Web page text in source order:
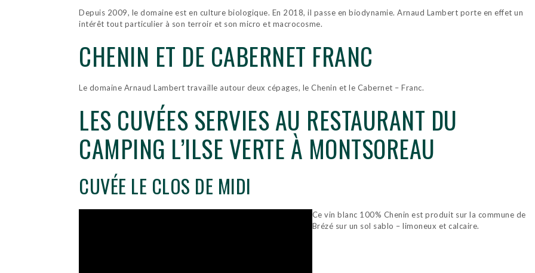
Depuis 2009, le domaine est en culture biologique. En 2018, il passe en biodynamie. Arnaud Lambert porte en effet un
intérêt tout particulier à son terroir et son micro et macrocosme.
CHENIN ET DE CABERNET FRANC
Le domaine Arnaud Lambert travaille autour deux cépages, le Chenin et le Cabernet – Franc.
LES CUVÉES SERVIES AU RESTAURANT DU
CAMPING L’ILSE VERTE À MONTSOREAU
CUVÉE LE CLOS DE MIDI
Ce vin blanc 100% Chenin est produit sur la commune de
Brézé sur un sol sablo – limoneux et calcaire.